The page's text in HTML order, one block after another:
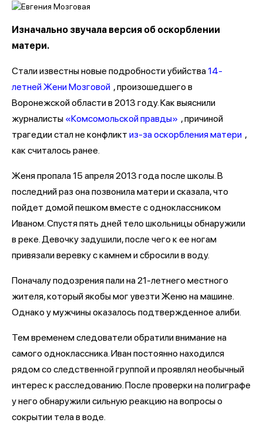
Изначально звучала версия об оскорблении
матери.
Стали известны новые подробности убийства14-
летней Жени Мозговой , произошедшего в
Воронежской области в 2013 году. Как выяснили
журналисты «Комсомольской правды» , причиной
трагедии стал не конфликт из-за оскорбления матери ,
как считалось ранее.
Женя пропала 15 апреля 2013 года после школы. В
последний раз она позвонила матери и сказала, что
пойдет домой пешком вместе с одноклассником
Иваном. Спустя пять дней тело школьницы обнаружили
в реке. Девочку задушили, после чего к ее ногам
привязали веревку с камнем и сбросили в воду.
Поначалу подозрения пали на 21-летнего местного
жителя, который якобы мог увезти Женю на машине.
Однако у мужчины оказалось подтвержденное алиби.
Тем временем следователи обратили внимание на
самого одноклассника. Иван постоянно находился
рядом со следственной группой и проявлял необычный
интерес к расследованию. После проверки на полиграфе
у него обнаружили сильную реакцию на вопросы о
сокрытии тела в воде.